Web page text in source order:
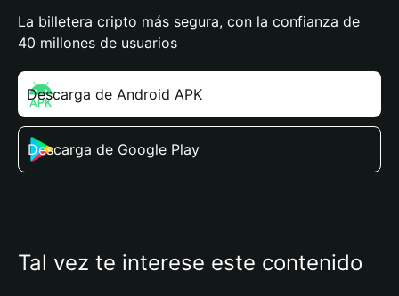
La billetera cripto más segura, con la confianza de
40 millones de usuarios
Descarga de Android APK
Descarga de Google Play
Tal vez te interese este contenido